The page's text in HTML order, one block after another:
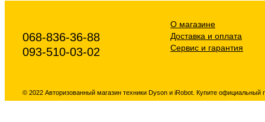
068-836-36-88
093-510-03-02
О магазине
Доставка и оплата
Сервис и гарантия
© 2022 Авторизованный магазин техники Dyson и iRobot. Купите